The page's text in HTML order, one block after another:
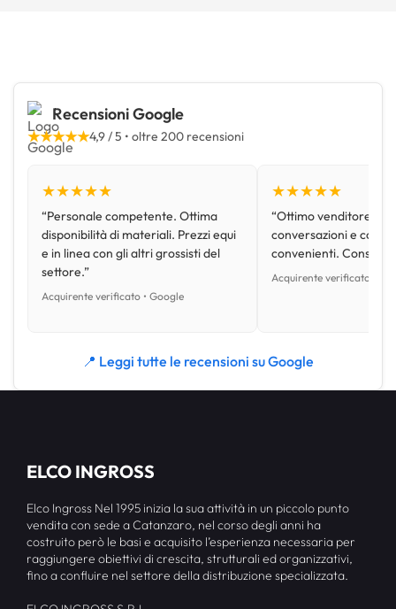
Recensioni Google
★★★★★4,9 / 5 • oltre 200 recensioni
★★★★★
“Personale competente. Ottima
disponibilità di materiali. Prezzi equi
e in linea con gli altri grossisti del
settore.”
Acquirente verificato • Google
★★★★★
“Ottimo venditore,
conversazioni e con
convenienti.
Acquirente verificato •
📍 Leggi tutte le recensioni su Google
ELCO INGROSS
Elco Ingross Nel 1995 inizia la sua attività in un piccolo punto
vendita con sede a Catanzaro, nel corso degli anni ha
costruito però le basi e acquisito l’esperienza necessaria per
raggiungere obiettivi di crescita, strutturali ed organizzativi,
fino a confluire nel settore della distribuzione specializzata.